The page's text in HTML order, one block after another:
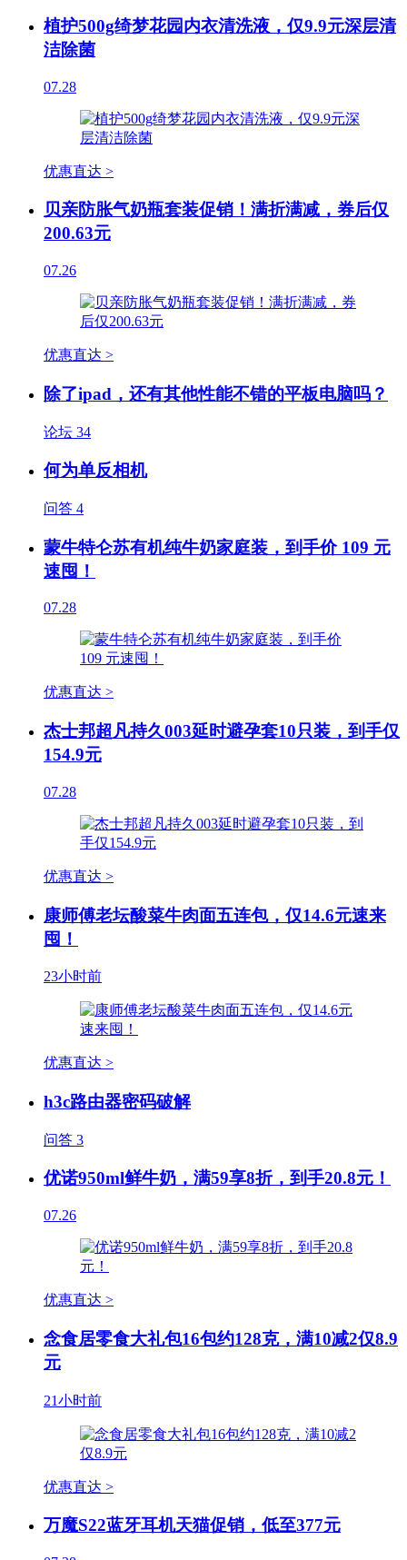
植护500g绮梦花园内衣清洗液，仅9.9元深层清
洁除菌
07.28
优惠直达 >
贝亲防胀气奶瓶套装促销！满折满减，券后仅
200.63元
07.26
优惠直达 >
除了ipad，还有其他性能不错的平板电脑吗？
论坛 34
何为单反相机
问答 4
蒙牛特仑苏有机纯牛奶家庭装，到手价 109 元
速囤！
07.28
优惠直达 >
杰士邦超凡持久003延时避孕套10只装，到手仅
154.9元
07.28
优惠直达 >
康师傅老坛酸菜牛肉面五连包，仅14.6元速来
囤！
23小时前
优惠直达 >
h3c路由器密码破解
问答 3
优诺950ml鲜牛奶，满59享8折，到手20.8元！
07.26
优惠直达 >
念食居零食大礼包16包约128克，满10减2仅8.9
元
21小时前
优惠直达 >
万魔S22蓝牙耳机天猫促销，低至377元